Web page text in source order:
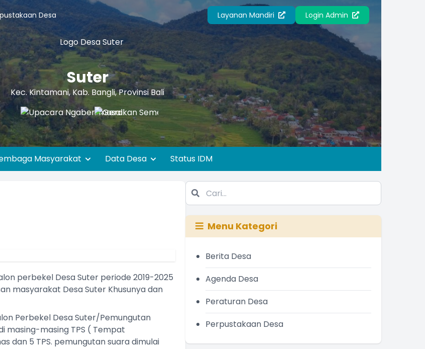
Desa Layanan Mandiri Login Admin
Suter
Kec. Kintamani, Kab. Bangli, Provinsi Bali
Masyarakat Data Desa Status IDM
perbekel Desa Suter periode 2019-2025
masyarakat Desa Suter Khusunya dan
Perbekel Desa Suter/Pemungutan
masing-masing TPS ( Tempat
dan 5 TPS. pemungutan suara dimulai
Menu Kategori
Berita Desa
Agenda Desa
Peraturan Desa
Perpustakaan Desa